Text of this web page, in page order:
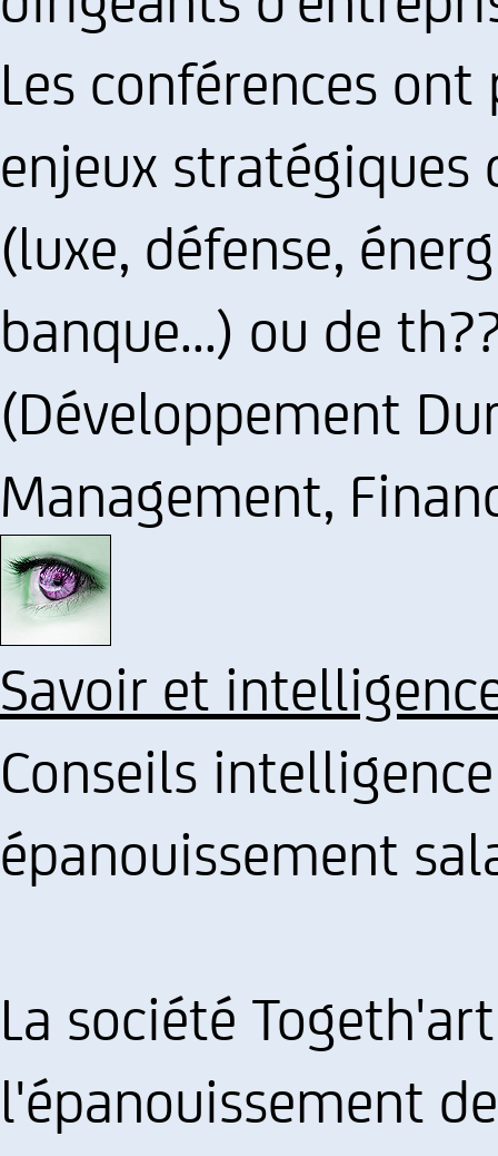
Les conférences
enjeux
(luxe, défense,
banque...) ou de
(Développement
Management,
Savoir et
Conseils
épanouissement
La société
l'épanouissement